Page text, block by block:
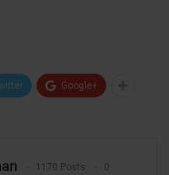
Google+
1170 Posts 0